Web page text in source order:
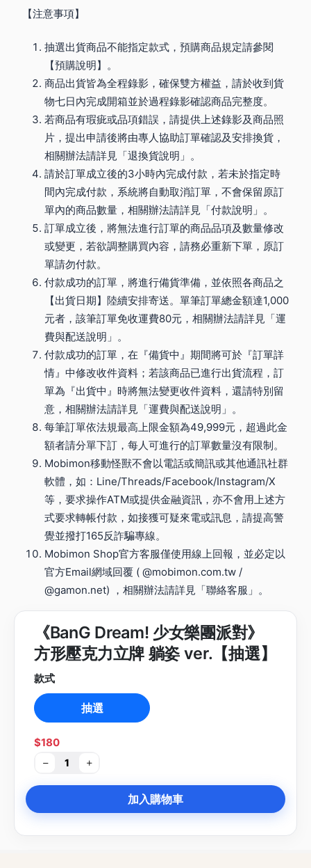
【注意事項】
抽選出貨商品不能指定款式，預購商品規定請參閱
【預購說明】。
商品出貨皆為全程錄影，確保雙方權益，請於收到貨
物七日內完成開箱並於過程錄影確認商品完整度。
若商品有瑕疵或品項錯誤，請提供上述錄影及商品照
片，提出申請後將由專人協助訂單確認及安排換貨，
相關辦法請詳見「退換貨說明」。
請於訂單成立後的3小時內完成付款，若未於指定時
間內完成付款，系統將自動取消訂單，不會保留原訂
單內的商品數量，相關辦法請詳見「付款說明」。
訂單成立後，將無法進行訂單的商品品項及數量修改
或變更，若欲調整購買內容，請務必重新下單，原訂
單請勿付款。
付款成功的訂單，將進行備貨準備，並依照各商品之
【出貨日期】陸續安排寄送。單筆訂單總金額達1,000
元者，該筆訂單免收運費80元，相關辦法請詳見「運
費與配送說明」。
付款成功的訂單，在『備貨中』期間將可於『訂單詳
情』中修改收件資料；若該商品已進行出貨流程，訂
單為『出貨中』時將無法變更收件資料，還請特別留
意，相關辦法請詳見「運費與配送說明」。
每筆訂單依法規最高上限金額為49,999元，超過此金
額者請分單下訂，每人可進行的訂單數量沒有限制。
Mobimon移動怪獸不會以電話或簡訊或其他通訊社群
軟體，如：Line/Threads/Facebook/Instagram/X
等，要求操作ATM或提供金融資訊，亦不會用上述方
式要求轉帳付款，如接獲可疑來電或訊息，請提高警
覺並撥打165反詐騙專線。
Mobimon Shop官方客服僅使用線上回報，並必定以
官方Email網域回覆 ( @mobimon.com.tw /
@gamon.net) ，相關辦法請詳見「聯絡客服」。
《BanG Dream! 少女樂團派對》
方形壓克力立牌 躺姿 ver.【抽選】
款式
抽選
$180